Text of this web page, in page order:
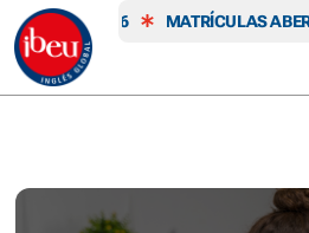
2026 MATRÍCULAS ABERTAS